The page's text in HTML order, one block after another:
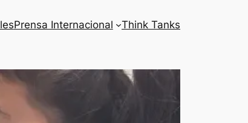
Prensa Internacional Think Tanks